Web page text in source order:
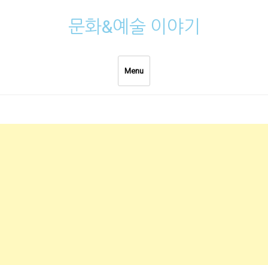
문화&예술 이야기
Menu